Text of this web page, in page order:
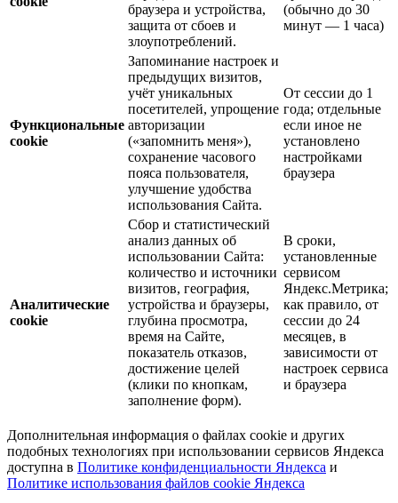
браузера и устройства,
защита от сбоев и
злоупотреблений.
(обычно до 30
минут — 1 часа)
Функциональные
cookie
Запоминание настроек и
предыдущих визитов,
учёт уникальных
посетителей, упрощение
авторизации
(«запомнить меня»),
сохранение часового
пояса пользователя,
улучшение удобства
использования Сайта.
От сессии до 1
года; отдельные
если иное не
установлено
настройками
браузера
Аналитические
cookie
Сбор и статистический
анализ данных об
использовании Сайта:
количество и источники
визитов, география,
устройства и браузеры,
глубина просмотра,
время на Сайте,
показатель отказов,
достижение целей
(клики по кнопкам,
заполнение форм).
В сроки,
установленные
сервисом
Яндекс.Метрика;
как правило, от
сессии до 24
месяцев, в
зависимости от
настроек сервиса
и браузера
Дополнительная информация о файлах cookie и других
подобных технологиях при использовании сервисов Яндекса
доступна в Политике конфиденциальности Яндекса и
Политике использования файлов cookie Яндекса